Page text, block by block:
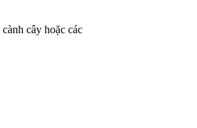
cây hoặc các